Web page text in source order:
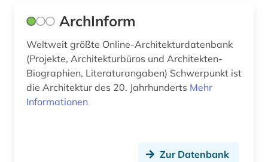
entwurf (1)
enzyklopädie (1)
enzym (1)
erdbeben (1)
ArchInform
Weltweit größte Online-Architekturdatenbank
(Projekte, Architekturbüros und Architekten-
Biographien, Literaturangaben) Schwerpunkt ist
die Architektur des 20. Jahrhunderts Mehr
Informationen
Zur Datenbank